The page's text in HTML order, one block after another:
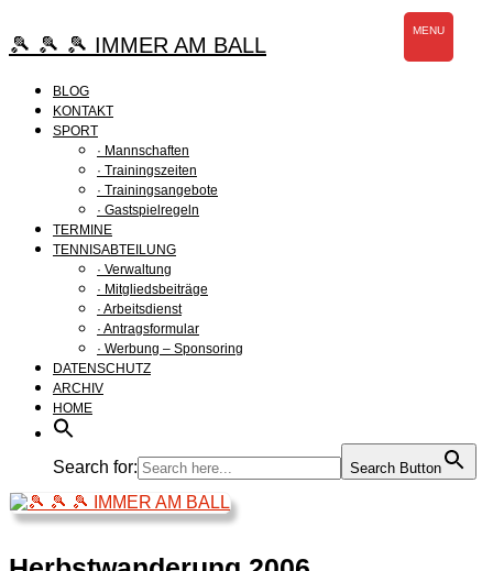
Inhalt
springen
🎾 🎾 🎾 IMMER AM BALL
BLOG
KONTAKT
SPORT
· Mannschaften
· Trainingszeiten
· Trainingsangebote
· Gastspielregeln
TERMINE
TENNISABTEILUNG
· Verwaltung
· Mitgliedsbeiträge
· Arbeitsdienst
· Antragsformular
· Werbung – Sponsoring
DATENSCHUTZ
ARCHIV
HOME
Search for: Search Button
MENU